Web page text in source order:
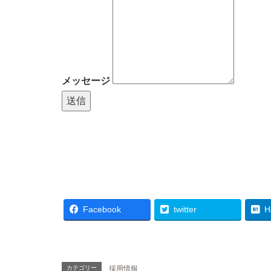
メッセージ
送信
Facebook twitter
カテゴリー 採用情報